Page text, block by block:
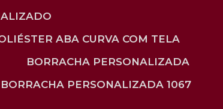
ABA CURVA COM TELA
BORRACHA PERSONALIZADA
BORRACHA PERSONALIZADA 1067